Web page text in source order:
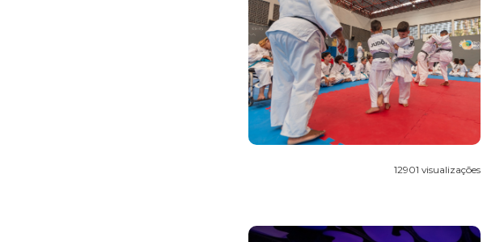
12901 visualizações